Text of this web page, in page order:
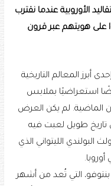
الأوروبية عندما نقترب
على هويتهم عبر قرون
أبرز المعالم التاريخية
استعراضيًا بملابس
الماضية. لم يكن العرض
طويل لعبت فيه
الليتواني الذي
التي تُعد من أشهر